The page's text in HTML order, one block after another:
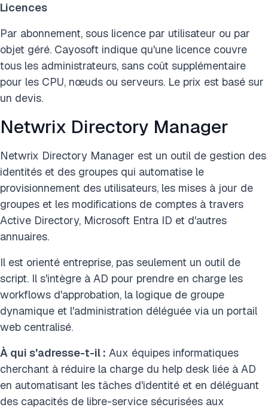
Licences
Par abonnement, sous licence par utilisateur ou par
objet géré. Cayosoft indique qu'une licence couvre
tous les administrateurs, sans coût supplémentaire
pour les CPU, nœuds ou serveurs. Le prix est basé sur
un devis.
Netwrix Directory Manager
Netwrix Directory Manager est un outil de gestion des
identités et des groupes qui automatise le
provisionnement des utilisateurs, les mises à jour de
groupes et les modifications de comptes à travers
Active Directory, Microsoft Entra ID et d'autres
annuaires.
Il est orienté entreprise, pas seulement un outil de
script. Il s'intègre à AD pour prendre en charge les
workflows d'approbation, la logique de groupe
dynamique et l'administration déléguée via un portail
web centralisé.
À qui s'adresse-t-il : Aux équipes informatiques
cherchant à réduire la charge du help desk liée à AD
en automatisant les tâches d'identité et en déléguant
des capacités de libre-service sécurisées aux